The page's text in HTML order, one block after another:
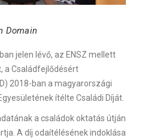
Domain
jelen lévő, az ENSZ mellett
a Családfejlődésért
2018-ban a magyarországi
ítélte Családi Díját.
a családok oktatás útján
A díj odaítélésének indoklása